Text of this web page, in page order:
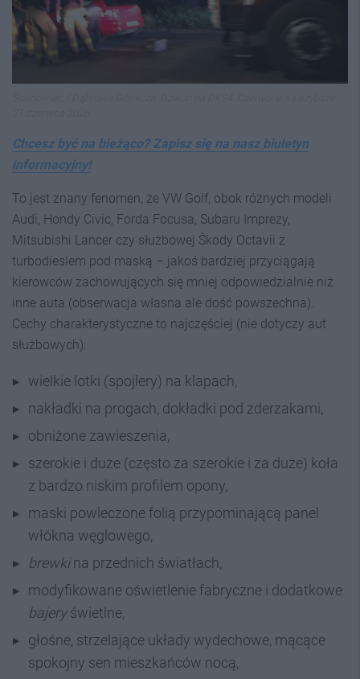
Chcesz być na bieżąco? Zapisz się na nasz biuletyn
informacyjny!
To jest znany fenomen, że VW Golf, obok różnych modeli
Audi, Hondy Civic, Forda Focusa, Subaru Imprezy,
Mitsubishi Lancer czy służbowej Škody Octavii z
turbodieslem pod maską – jakoś bardziej przyciągają
kierowców zachowujących się mniej odpowiedzialnie niż
inne auta (obserwacja własna ale dość powszechna).
Cechy charakterystyczne to najczęściej (nie dotyczy aut
służbowych):
wielkie lotki (spojlery) na klapach,
nakładki na progach, dokładki pod zderzakami,
obniżone zawieszenia,
szerokie i duże (często za szerokie i za duże) koła
z bardzo niskim profilem opony,
maski powleczone folią przypominającą panel
włókna węglowego,
brewkina przednich światłach,
modyfikowane oświetlenie fabryczne i dodatkowe
bajeryświetlne,
głośne, strzelające układy wydechowe, mącące
spokojny sen mieszkańców nocą,